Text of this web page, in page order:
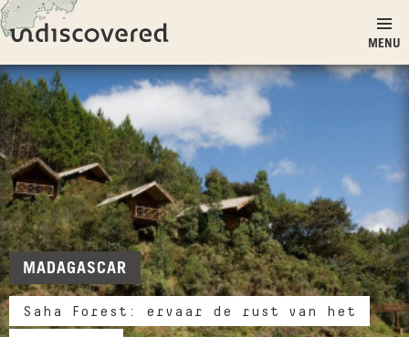
Ga naar inhoud
Undiscovered
MENU
MADAGASCAR
Saha Forest: ervaar de rust van het